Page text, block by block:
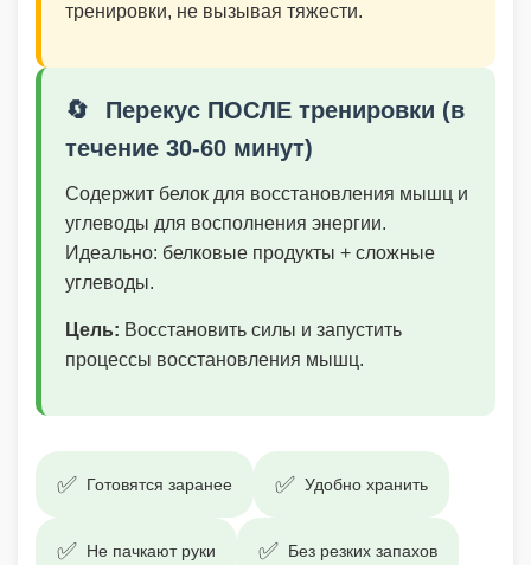
тренировки, не вызывая тяжести.
🔄
Перекус ПОСЛЕ тренировки (в
течение 30-60 минут)
Содержит белок для восстановления мышц и
углеводы для восполнения энергии.
Идеально: белковые продукты + сложные
углеводы.
Цель: Восстановить силы и запустить
процессы восстановления мышц.
✅ Готовятся заранее ✅ Удобно хранить
✅ Не пачкают руки ✅ Без резких запахов